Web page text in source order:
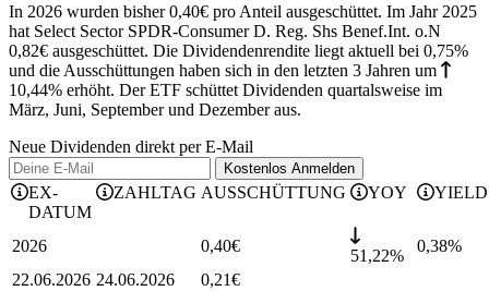
In 2026 wurden bisher 0,40€ pro Anteil ausgeschüttet. Im Jahr 2025
hat Select Sector SPDR-Consumer D. Reg. Shs Benef.Int. o.N
0,82€ ausgeschüttet. Die Dividendenrendite liegt aktuell bei 0,75%
und die Ausschüttungen haben sich in den letzten 3 Jahren um
10,44% erhöht. Der ETF schüttet Dividenden quartalsweise im
März, Juni, September und Dezember aus.
Neue Dividenden direkt per E-Mail
Kostenlos Anmelden
EX-
DATUM
ZAHLTAG AUSSCHÜTTUNG YOY YIELD
2026 0,40€
51,22%
0,38%
22.06.2026 24.06.2026 0,21€